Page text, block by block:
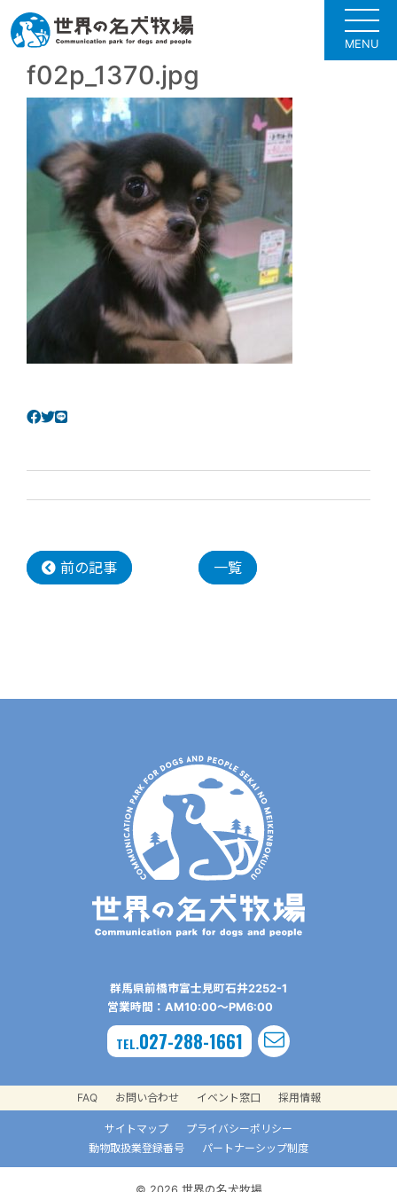
MENU
f02p_1370.jpg
前の記事 一覧
群⾺県前橋市富⼠⾒町⽯井2252-1
営業時間：AM10:00〜PM6:00
TEL.027-288-1661
FAQ お問い合わせ イベント窓口 採用情報
サイトマップ
プライバシーポリシー
動物取扱業登録番号
パートナーシップ制度